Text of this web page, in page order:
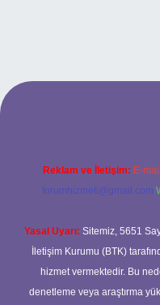
giriş
Reklam ve İletişim: E-
forumhizmeti@gmail.com
Yasal Uyarı: Sitemiz, 5651
İletişim Kurumu (BTK)
hizmet vermektedir. Bu
denetleme veya araştırma